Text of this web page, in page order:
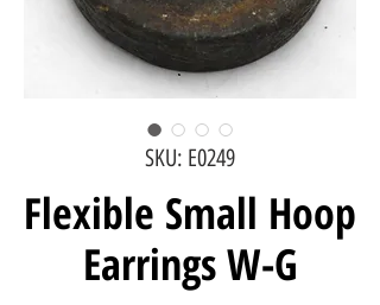
SKU: E0249
Flexible Small Hoop
Earrings W-G